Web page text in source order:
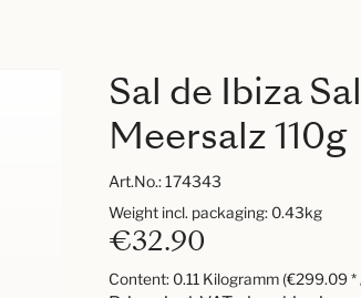
Sal de Ibiza
Meersalz 110g
Art.No.:174343
€32.90
Content: 0.11 Kilogramm (€299.09 *
Weight incl. packaging: 0.43kg